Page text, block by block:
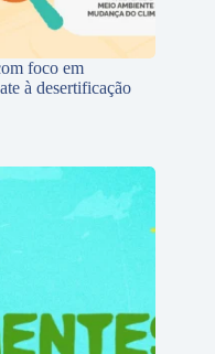
foco em
à desertificação